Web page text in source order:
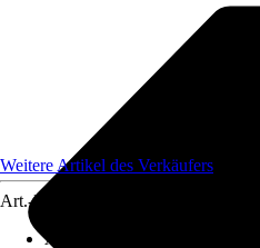
Weitere Artikel des Verkäufers
Art.-Nr.
Ausführung